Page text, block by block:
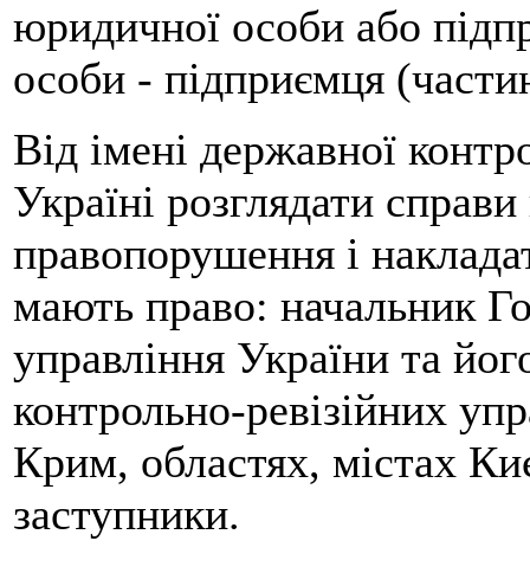
юридичної особи або
особи - підприємця
Від імені державної
Україні розглядати
правопорушення і
мають право: начальник
управління України та
контрольно-ревізійних
Крим, областях, містах
заступники.